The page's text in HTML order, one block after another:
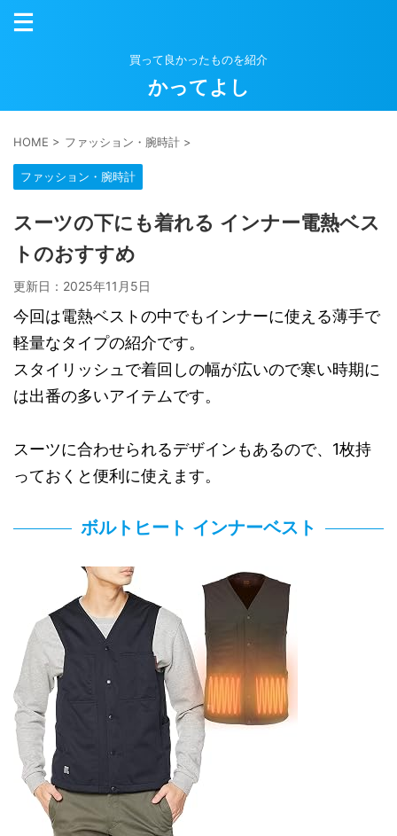
買って良かったものを紹介
かってよし
HOME > ファッション・腕時計 >
ファッション・腕時計
スーツの下にも着れる インナー電熱ベス
トのおすすめ
更新日： 2025年11月5日
今回は電熱ベストの中でもインナーに使える薄手で
軽量なタイプの紹介です。
スタイリッシュで着回しの幅が広いので寒い時期に
は出番の多いアイテムです。
スーツに合わせられるデザインもあるので、1枚持
っておくと便利に使えます。
ボルトヒート インナーベスト